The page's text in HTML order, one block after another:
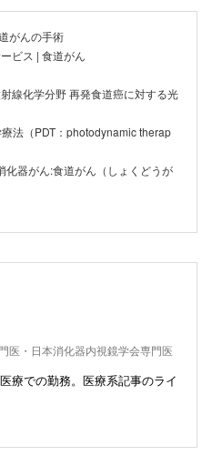
がんの手術
ビス | 食道がん
線化学分野 再発食道癌に対する光
法（PDT：photodynamic therap
化器がん:食道がん（しょくどうが
医・日本消化器内視鏡学会専門医
療での勤務。医療系記事のライ